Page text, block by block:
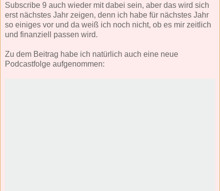
Subscribe 9 auch wieder mit dabei sein, aber das wird sich
erst nächstes Jahr zeigen, denn ich habe für nächstes Jahr
so einiges vor und da weiß ich noch nicht, ob es mir zeitlich
und finanziell passen wird.
Zu dem Beitrag habe ich natürlich auch eine neue
Podcastfolge aufgenommen: